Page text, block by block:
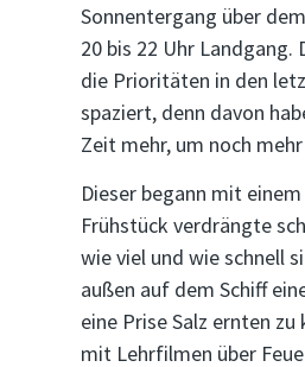
Sonnentergang über
20 bis 22 Uhr
die Prioritäten in den
spaziert, denn davon
Zeit mehr, um noch
Dieser begann mit
Frühstück verdrängte
wie viel und wie schnell
außen auf dem Schiff
eine Prise Salz ernten
mit Lehrfilmen über